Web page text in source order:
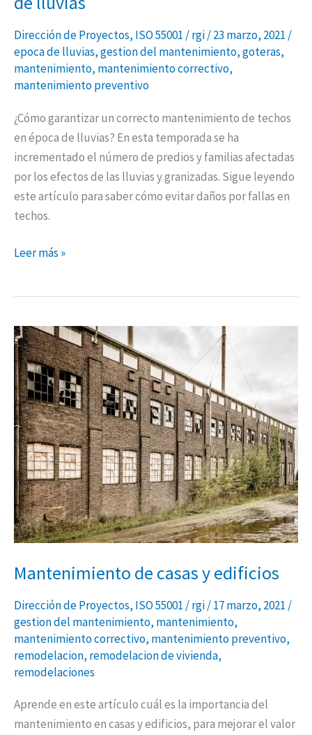
Dirección de Proyectos, ISO 55001/rgi/23 marzo, 2021/
epoca de lluvias,gestion del mantenimiento,goteras,
mantenimiento, mantenimiento correctivo,
mantenimiento preventivo
¿Cómo garantizar un correcto mantenimiento de techos
en época de lluvias? En esta temporada se ha
incrementado el número de predios y familias afectadas
por los efectos de las lluvias y granizadas. Sigue leyendo
este artículo para saber cómo evitar daños por fallas en
techos.
Leer más »
Mantenimiento de casas y edificios
Dirección de Proyectos, ISO 55001 /rgi/17 marzo, 2021 /
gestion del mantenimiento, mantenimiento,
mantenimiento correctivo, mantenimiento preventivo,
remodelacion, remodelacion de vivienda,
remodelaciones
Aprende en este artículo cuál es la importancia del
mantenimiento en casas y edificios, para mejorar el valor
Mantenimiento
de
casas
y
edificios